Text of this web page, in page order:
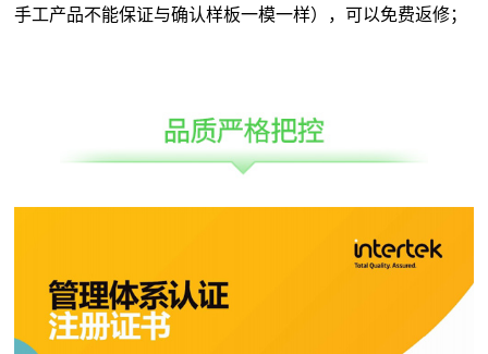
手工产品不能保证与确认样板一模一样），可以免费返修；